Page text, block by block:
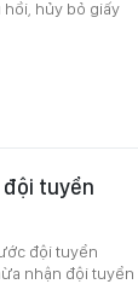
hồi, hủy bỏ giấy
đội tuyển
đội tuyển
nhận đội tuyển